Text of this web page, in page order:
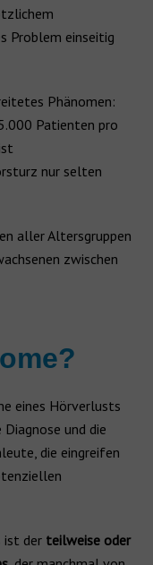
Problem einseitig
Phänomen:
Patienten pro
nur selten
aller Altersgruppen
zwischen
eines Hörverlusts
und die
die eingreifen
ist der teilweise oder